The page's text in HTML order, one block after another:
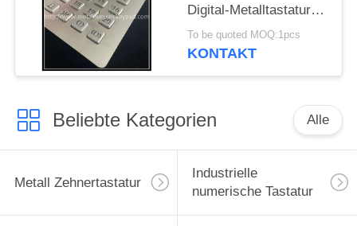
Digital-Metalltastatur
der Vandalen-
beständige Tastatur-24
To be quoted MOQ:1pcs
KONTAKT
Beliebte Kategorien Alle
Metall Zehnertastatur
Industrielle
numerische Tastatur